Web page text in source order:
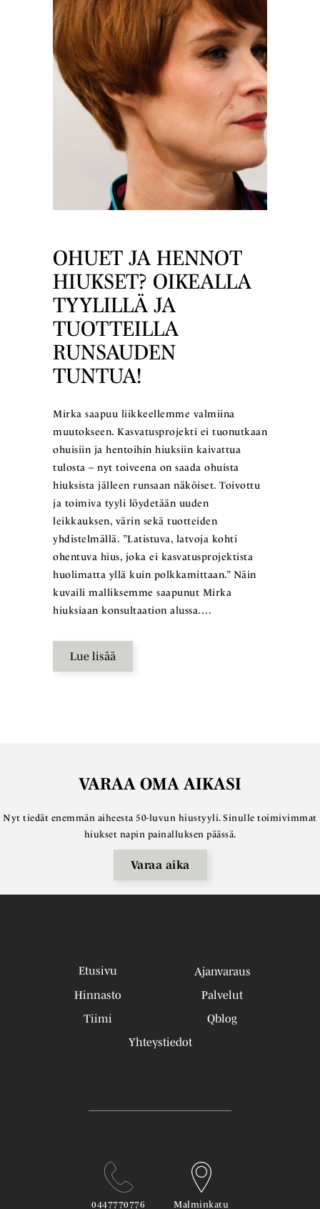
OHUET JA HENNOT
HIUKSET? OIKEALLA
TYYLILLÄ JA
TUOTTEILLA
RUNSAUDEN
TUNTUA!
Mirka saapuu liikkeellemme valmiina
muutokseen. Kasvatusprojekti ei tuonutkaan
ohuisiin ja hentoihin hiuksiin kaivattua
tulosta – nyt toiveena on saada ohuista
hiuksista jälleen runsaan näköiset. Toivottu
ja toimiva tyyli löydetään uuden
leikkauksen, värin sekä tuotteiden
yhdistelmällä. ”Latistuva, latvoja kohti
ohentuva hius, joka ei kasvatusprojektista
huolimatta yllä kuin polkkamittaan.” Näin
kuvaili malliksemme saapunut Mirka
hiuksiaan konsultaation alussa….
Lue lisää
VARAA OMA AIKASI
Nyt tiedät enemmän aiheesta 50-luvun hiustyyli. Sinulle toimivimmat
hiukset napin painalluksen päässä.
Varaa aika
Etusivu
Ajanvaraus
Hinnasto
Palvelut
Tiimi
Qblog
Yhteystiedot
0447770776 Malminkatu